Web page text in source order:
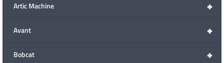
+
Artic Machine
+
Avant
+
Bobcat